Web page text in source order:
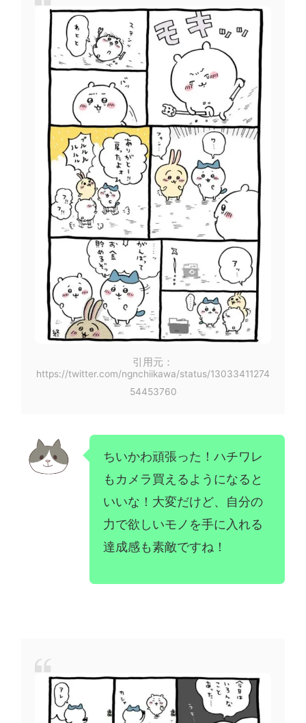
引用元：
https://twitter.com/ngnchiikawa/status/13033411274
54453760
ちいかわ頑張った！ハチワレ
もカメラ買えるようになると
いいな！大変だけど、自分の
力で欲しいモノを手に入れる
達成感も素敵ですね！